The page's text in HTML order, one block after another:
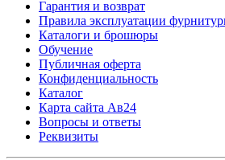
Гарантия и возврат
Правила эксплуатации
Каталоги и брошюры
Обучение
Публичная оферта
Конфиденциальность
Каталог
Карта сайта Ав24
Вопросы и ответы
Реквизиты